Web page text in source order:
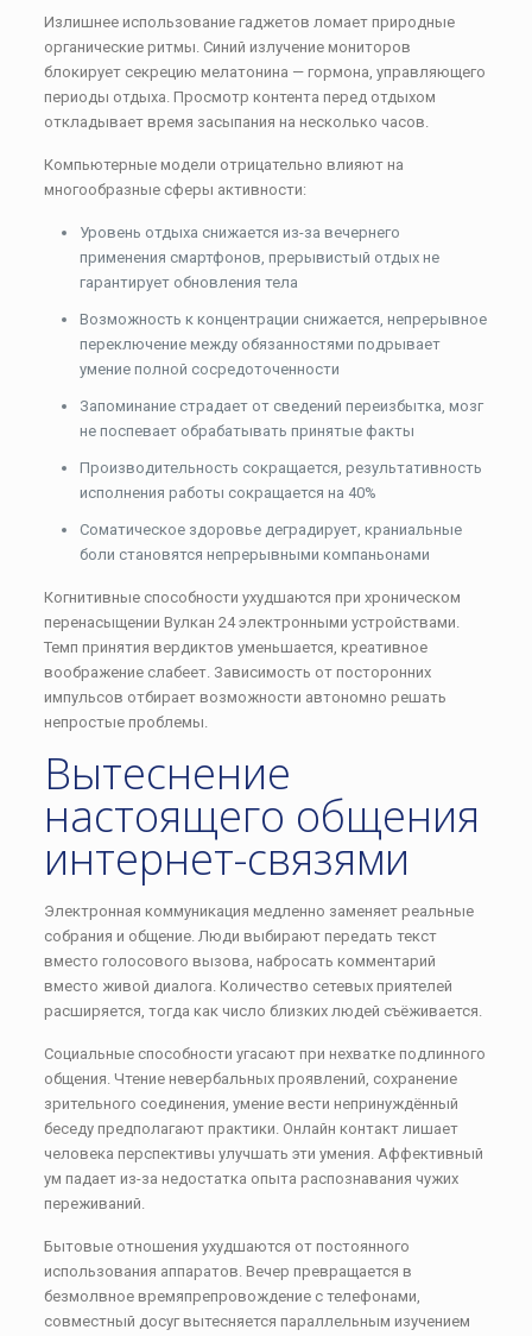
Излишнее использование гаджетов ломает природные
органические ритмы. Синий излучение мониторов
блокирует секрецию мелатонина — гормона, управляющего
периоды отдыха. Просмотр контента перед отдыхом
откладывает время засыпания на несколько часов.
Компьютерные модели отрицательно влияют на
многообразные сферы активности:
Уровень отдыха снижается из-за вечернего
применения смартфонов, прерывистый отдых не
гарантирует обновления тела
Возможность к концентрации снижается, непрерывное
переключение между обязанностями подрывает
умение полной сосредоточенности
Запоминание страдает от сведений переизбытка, мозг
не поспевает обрабатывать принятые факты
Производительность сокращается, результативность
исполнения работы сокращается на 40%
Соматическое здоровье деградирует, краниальные
боли становятся непрерывными компаньонами
Когнитивные способности ухудшаются при хроническом
перенасыщении Вулкан 24 электронными устройствами.
Темп принятия вердиктов уменьшается, креативное
воображение слабеет. Зависимость от посторонних
импульсов отбирает возможности автономно решать
непростые проблемы.
Вытеснение
настоящего общения
интернет-связями
Электронная коммуникация медленно заменяет реальные
собрания и общение. Люди выбирают передать текст
вместо голосового вызова, набросать комментарий
вместо живой диалога. Количество сетевых приятелей
расширяется, тогда как число близких людей съёживается.
Социальные способности угасают при нехватке подлинного
общения. Чтение невербальных проявлений, сохранение
зрительного соединения, умение вести непринуждённый
беседу предполагают практики. Онлайн контакт лишает
человека перспективы улучшать эти умения. Аффективный
ум падает из-за недостатка опыта распознавания чужих
переживаний.
Бытовые отношения ухудшаются от постоянного
использования аппаратов. Вечер превращается в
безмолвное времяпрепровождение с телефонами,
совместный досуг вытесняется параллельным изучением